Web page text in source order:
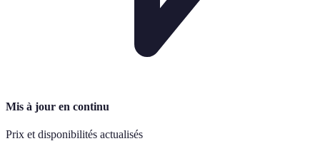
Mis à jour en continu
Prix et disponibilités actualisés